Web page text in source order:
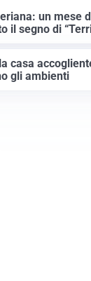
un mese
il segno di
casa
gli ambienti